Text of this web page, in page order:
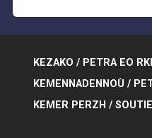
KEZAKO / PETRA EO
KEMENNADENNOÙ /
KEMER PERZH /